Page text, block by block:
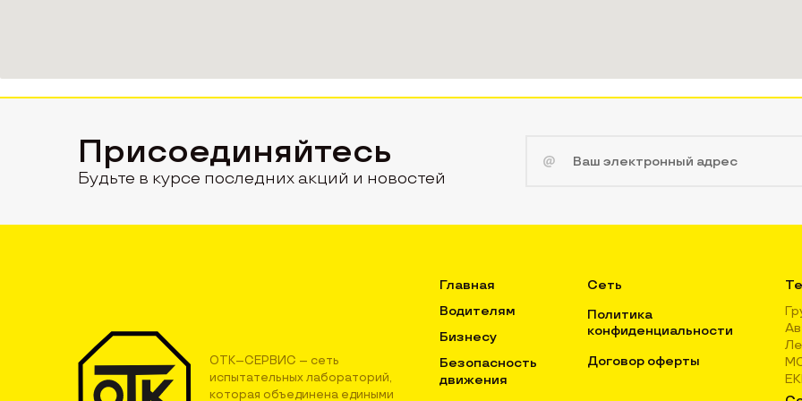
Присоединяйтесь
Будьте в курсе последних акций и новостей
ОТК–СЕРВИС – сеть
испытательных лабораторий,
которая объединена едиными
Главная
Водителям
Бизнесу
Безопасность
движения
Сеть
Политика
конфиденциальности
Договор оферты